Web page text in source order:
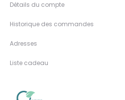
Détails du compte
Historique des commandes
Adresses
Liste cadeau